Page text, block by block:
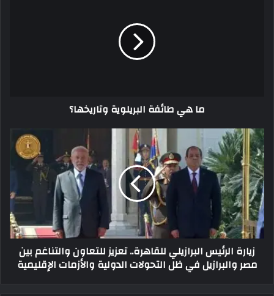
ما هي طائفة البريلوية وتاريخها؟
زيارة الرئيس البرازيلي للقاهرة.. تعزيز للتعاون والتناغم بين
مصر والبرازيل في ظل التحولات الدولية والأزمات الإقليمية